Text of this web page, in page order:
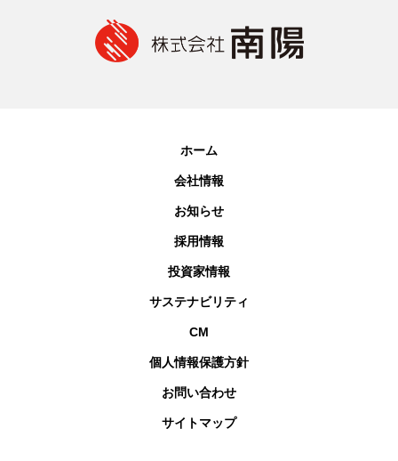
ホーム
会社情報
お知らせ
採用情報
投資家情報
サステナビリティ
CM
個人情報保護方針
お問い合わせ
サイトマップ